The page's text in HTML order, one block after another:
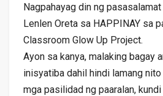
Nagpahayag din ng
Lenlen Oreta sa HAPPINAY sa
Classroom Glow Up Project.
Ayon sa kanya, malaking bagay
inisyatiba dahil hindi lamang nito
mga pasilidad ng paaralan,